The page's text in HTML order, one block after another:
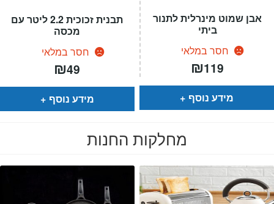
תבנית זכוכית 2.2 ליטר עם
מכסה
חסר במלאי
₪49
מידע נוסף
אבן שמוט מינרלית לתנור
ביתי
חסר במלאי
₪119
מידע נוסף
מחלקות החנות